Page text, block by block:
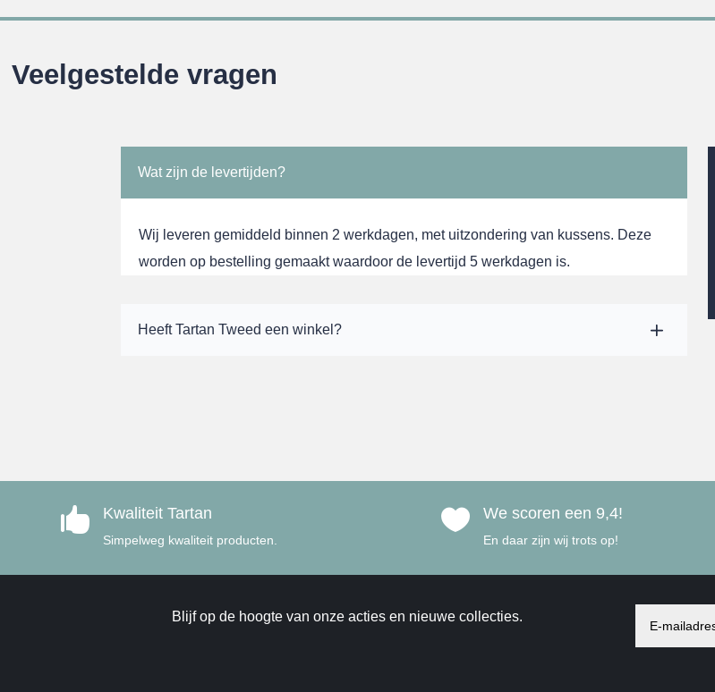
Veelgestelde vragen
Wat zijn de levertijden?
Wij leveren gemiddeld binnen 2 werkdagen, met uitzondering van kussens. Deze
worden op bestelling gemaakt waardoor de levertijd 5 werkdagen is.
Heeft Tartan Tweed een winkel?
 Kwaliteit Tartan
Simpelweg kwaliteit producten.
 We scoren een 9,4!
En daar zijn wij trots op!
Blijf op de hoogte van onze acties en nieuwe collecties.